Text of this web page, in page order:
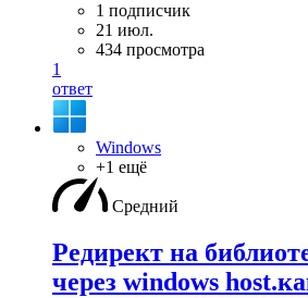
1 подписчик
21 июл.
434 просмотра
1
ответ
Windows
+1 ещё
Средний
Редирект на
через windows